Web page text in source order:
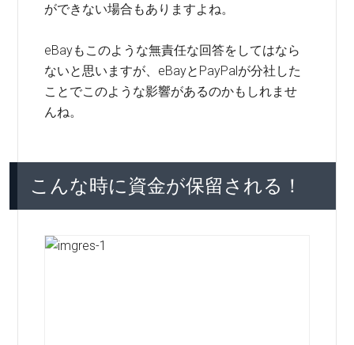
ができない場合もありますよね。
eBayもこのような無責任な回答をしてはなら
ないと思いますが、eBayとPayPalが分社した
ことでこのような影響があるのかもしれませ
んね。
こんな時に資金が保留される！